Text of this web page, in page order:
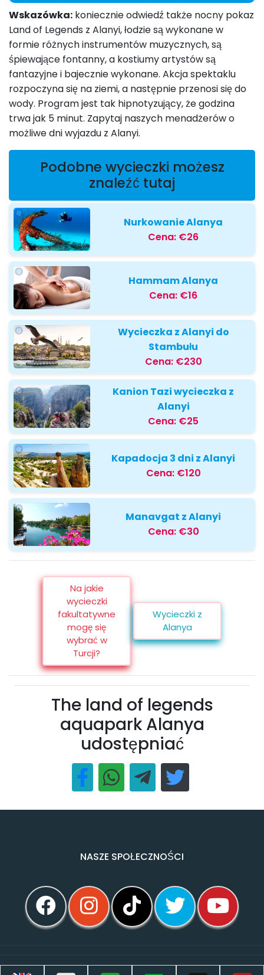
Wskazówka: koniecznie odwiedź także nocny pokaz
Land of Legends z Alanyi, łodzie są wykonane w
formie różnych instrumentów muzycznych, są
śpiewające fontanny, a kostiumy artystów są
fantazyjne i bajecznie wykonane. Akcja spektaklu
rozpoczyna się na ziemi, a następnie przenosi się do
wody. Program jest tak hipnotyzujący, że godzina
trwa jak 5 minut. Zapytaj naszych menadżerów o
możliwe dni wyjazdu z Alanyi.
Podobne wycieczki możesz
znaleźć tutaj
Nurkowanie Alanya
Cena: €26
Hammam Alanya
Cena: €16
Wycieczka z Alanyi do
Stambułu
Cena: €230
Kanion Tazi wycieczka z
Alanyi
Cena: €25
Kapadocja 3 dni z Alanyi
Cena: €120
Manavgat z Alanyi
Cena: €30
Na jakie
wycieczki
fakultatywne
mogę się
wybrać w
Turcji?
Wycieczki z
Alanya
The land of legends
aquapark Alanya
udostępniać
NASZE SPOŁECZNOŚCI